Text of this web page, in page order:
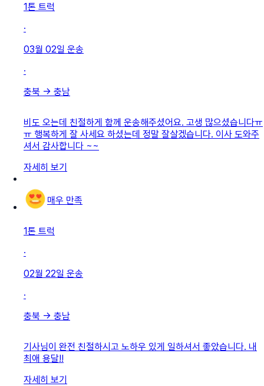
1톤 트럭
·
03월 02일 운송
·
충북 → 충남
비도 오는데 친절하게 함께 운송해주셨어요. 고생 많으셨습니다ㅠ
ㅠ 행복하게 잘 사세요 하셨는데 정말 잘살겠습니다. 이사 도와주
셔서 감사합니다 ~~
자세히 보기
매우 만족
1톤 트럭
·
02월 22일 운송
·
충북 → 충남
기사님이 완전 친절하시고 노하우 있게 일하셔서 좋았습니다. 내
최애 용달!!
자세히 보기